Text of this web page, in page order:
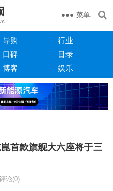
菜单
导购
行业
口碑
目录
博客 娱乐
首款旗舰大六座将于三
论(0)